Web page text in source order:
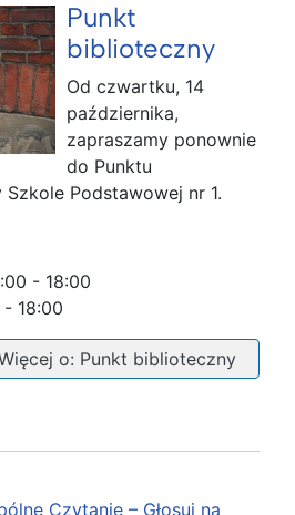
Punkt
biblioteczny
Od czwartku, 14
października,
zapraszamy ponownie
do Punktu
Podstawowej nr 1.
- 18:00
18:00
o: Punkt biblioteczny
Czytanie – Głosuj na